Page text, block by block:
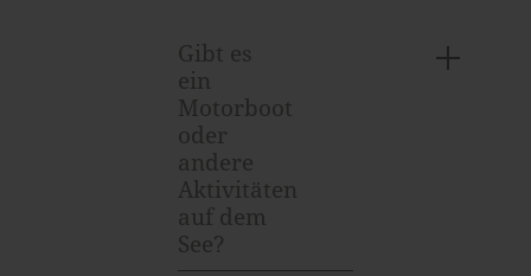
Gibt es
ein
Motorboot
oder
andere
Aktivitäten
auf dem
See?